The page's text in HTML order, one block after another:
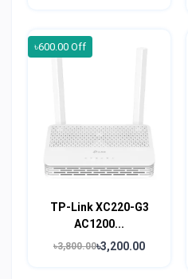
৳600.00 Off
TP-Link XC220-G3
AC1200...
৳3,800.00৳3,200.00